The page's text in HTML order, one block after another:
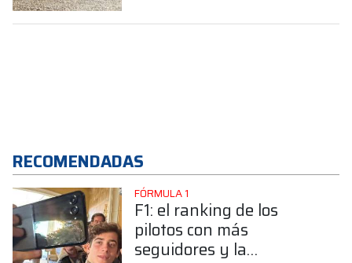
RECOMENDADAS
FÓRMULA 1
F1: el ranking de los
pilotos con más
seguidores y la